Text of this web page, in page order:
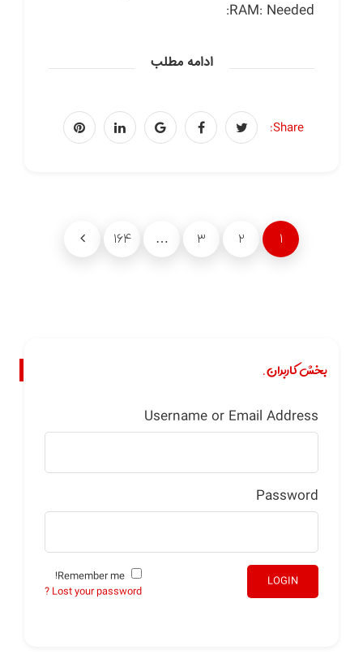
RAM: Needed:
ادامه مطلب
Share:
۱ ۲ ۳ … ۱۶۴
بخش کاربران.
Username or Email Address
Password
LOGIN
Lost your password ?